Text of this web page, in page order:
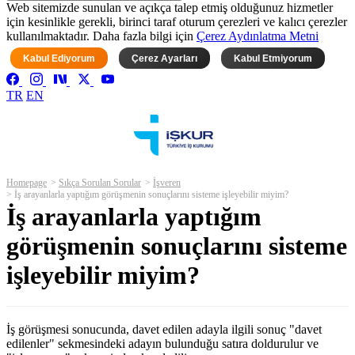
Web sitemizde sunulan ve açıkça talep etmiş olduğunuz hizmetler
için kesinlikle gerekli, birinci taraf oturum çerezleri ve kalıcı çerezler
kullanılmaktadır. Daha fazla bilgi için Çerez Aydınlatma Metni
Kabul Ediyorum Çerez Ayarları Kabul Etmiyorum
TR EN
Homepage Sıkça Sorulan Sorular
İşveren
İş arayanlarla yaptığım görüşmenin sonuçlarını sisteme işleyebilir miyim?
İş arayanlarla yaptığım
görüşmenin sonuçlarını sisteme
işleyebilir miyim?
İş görüşmesi sonucunda, davet edilen adayla ilgili sonuç "davet
edilenler" sekmesindeki adayın bulunduğu satıra doldurulur ve